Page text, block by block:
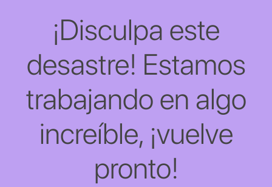
¡Disculpa este
desastre! Estamos
trabajando en algo
increíble, ¡vuelve
pronto!